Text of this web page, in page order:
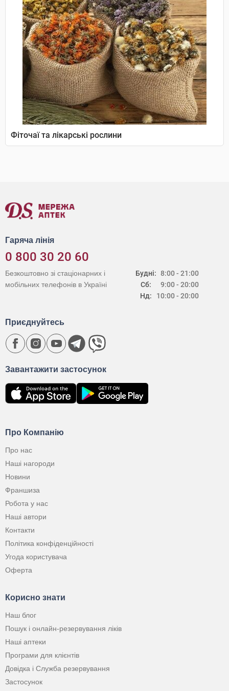
Фіточаї та лікарські рослини
Гаряча лінія
0 800 30 20 60
Будні:
Сб:
Нд:
8:00 - 21:00
9:00 - 20:00
10:00 - 20:00
Безкоштовно зі стаціонарних і
мобільних телефонів в Україні
Про Компанію
Про нас
Наші нагороди
Новини
Франшиза
Робота у нас
Наші автори
Контакти
Політика конфіденційності
Угода користувача
Оферта
Корисно знати
Наш блог
Пошук і онлайн-резервування ліків
Наші аптеки
Програми для клієнтів
Довідка і Служба резервування
Застосунок
Завантажити застосунок
Приєднуйтесь